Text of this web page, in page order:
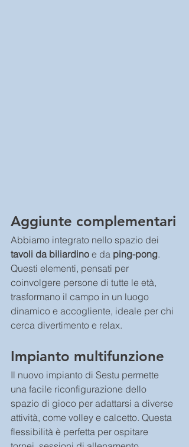
Aggiunte complementari
Abbiamo integrato nello spazio dei
tavoli da biliardino e da ping-pong.
Questi elementi, pensati per
coinvolgere persone di tutte le età,
trasformano il campo in un luogo
dinamico e accogliente, ideale per chi
cerca divertimento e relax.
Impianto multifunzione
Il nuovo impianto di Sestu permette
una facile riconfigurazione dello
spazio di gioco per adattarsi a diverse
attività, come volley e calcetto. Questa
flessibilità è perfetta per ospitare